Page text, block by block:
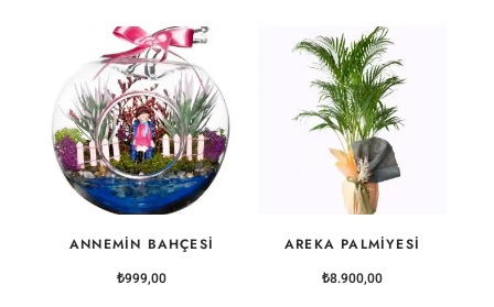
ANNEMIN BAHÇESI
₺999,00
AREKA PALMIYESI
₺8.900,00